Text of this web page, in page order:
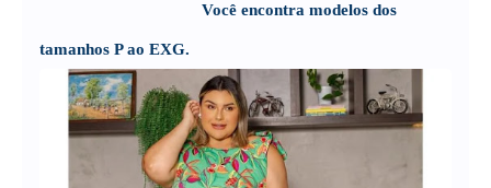
Você encontra modelos dos
tamanhos P ao EXG.